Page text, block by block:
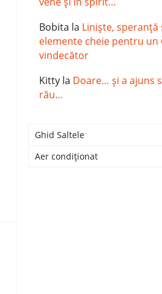
Bobita la Liniște, speranță
elemente cheie pentru un
vindecător
Kitty la Doare… și a ajuns
rău…
Ghid Saltele
Aer condiționat